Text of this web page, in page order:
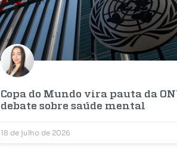
Copa do Mundo vira pauta da
debate sobre saúde mental
18 de julho de 2026